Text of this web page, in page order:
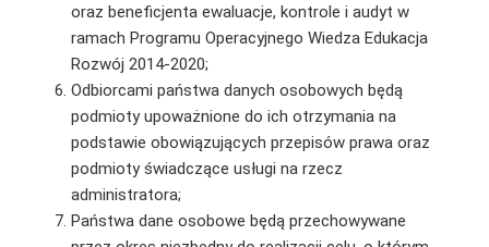
oraz beneficjenta ewaluacje, kontrole i audyt w
ramach Programu Operacyjnego Wiedza Edukacja
Rozwój 2014-2020;
Odbiorcami państwa danych osobowych będą
podmioty upoważnione do ich otrzymania na
podstawie obowiązujących przepisów prawa oraz
podmioty świadczące usługi na rzecz
administratora;
Państwa dane osobowe będą przechowywane